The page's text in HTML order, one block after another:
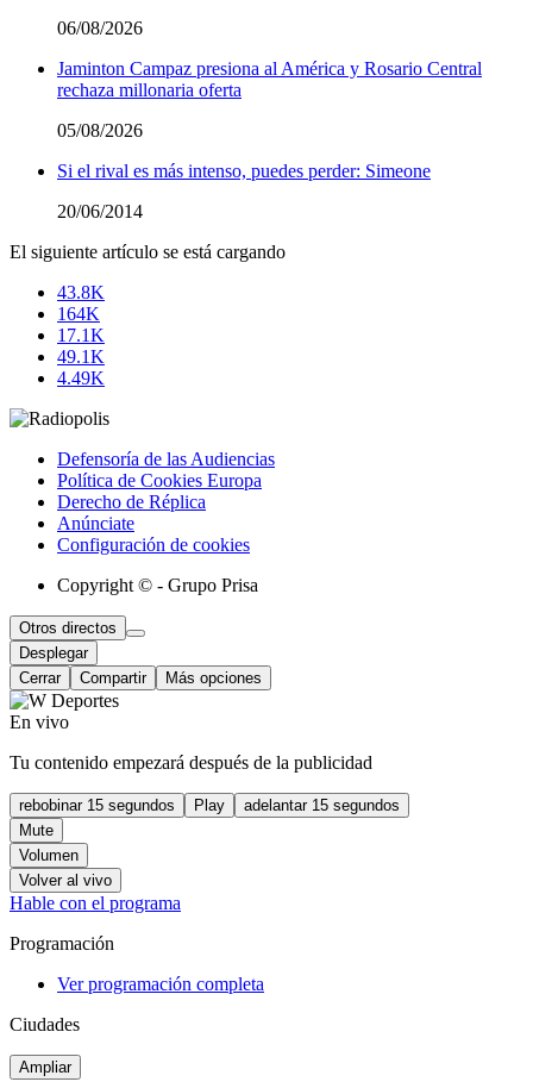
06/08/2026
Jaminton Campaz presiona al América y Rosario Central
rechaza millonaria oferta
05/08/2026
Si el rival es más intenso, puedes perder: Simeone
20/06/2014
El siguiente artículo se está cargando
43.8K
164K
17.1K
49.1K
4.49K
Defensoría de las Audiencias
Política de Cookies Europa
Derecho de Réplica
Anúnciate
Configuración de cookies
Copyright © - Grupo Prisa
Otros directos
Desplegar
Cerrar
Compartir Más opciones
En vivo
Tu contenido empezará después de la publicidad
rebobinar 15 segundos Play
adelantar 15 segundos
Mute
Volumen
Volver al vivo
Hable con el programa
Programación
Ver programación completa
Ciudades
Ampliar